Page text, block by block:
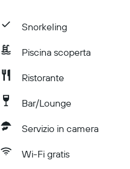
Snorkeling
Piscina scoperta
Ristorante
Bar/Lounge
Servizio in camera
Wi-Fi gratis